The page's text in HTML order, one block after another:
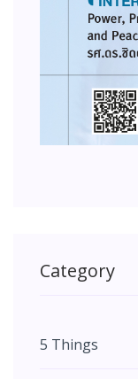
Category
5 Things